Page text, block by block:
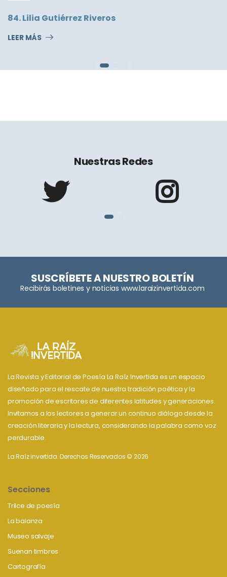
84. Lilia Gutiérrez Riveros
LEER MÁS
Nuestras Redes
SUSCRÍBETE A NUESTRO BOLETÍN
Recibirás boletines y noticias www.laraizinvertida.com
La Revista y Editorial de Poesía La Raíz Invertida es un espacio
diseñado para el rescate de nuestra tradición poética y la
promoción de escritores de diferentes latitudes y generaciones.
Invitamos a los lectores a generar un continuo diálogo desde la
creación literaria y la lectura, considerando la palabra como voz
perdurable.
La Raíz invertida. Derechos Reservados © 2026
Secciones
Trilce de poesía
La balanza
Museo salvaje
Suenan timbres
Cartografía